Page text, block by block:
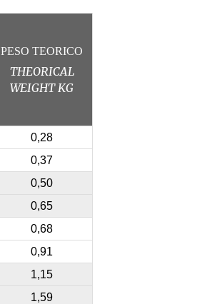
PESO TEORICO
THEORICAL
WEIGHTKG
0,28
0,37
0,50
0,65
0,68
0,91
1,15
1,59